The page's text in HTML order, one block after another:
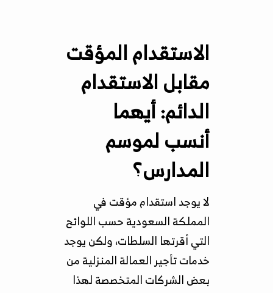
الاستقدام المؤقت
مقابل الاستقدام
الدائم: أيهما
أنسب لموسم
المدارس؟
لا يوجد استقدام مؤقت في
المملكة السعودية حسب اللوائح
التي أقرتها السلطات، ولكن يوجد
خدمات تأجير العمالة المنزلية من
بعض الشركات المتخصصة لهذا